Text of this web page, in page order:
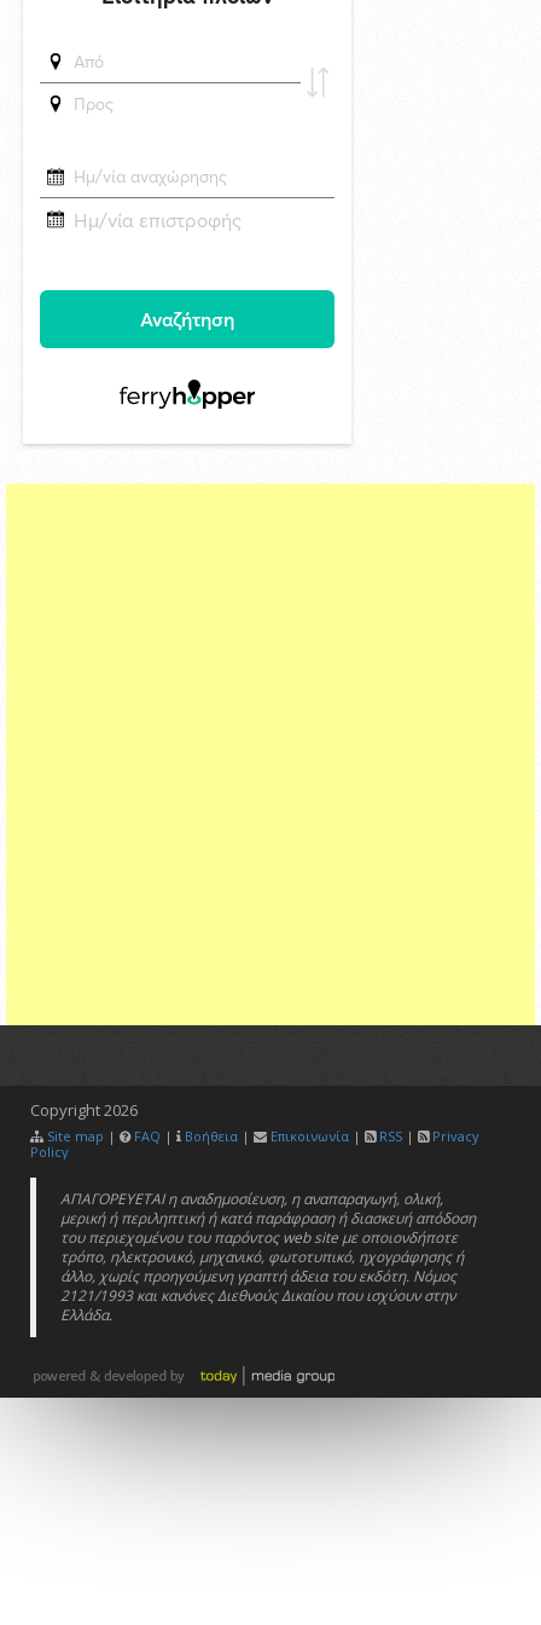
Η Μύκονος υποδέχτηκε το πολυτελές κρουαζιερόπλοιο Explora II
Σχολή Προπονητών UEFA C στη Σύρο
Copyright2026
Site map | FAQ | Βοήθεια | Επικοινωνία | RSS |
Privacy
Policy
ΑΠΑΓΟΡΕΥΕΤΑΙ η αναδημοσίευση, η αναπαραγωγή, ολική,
μερική ή περιληπτική ή κατά παράφραση ή διασκευή απόδοση
του περιεχομένου του παρόντος web site με οποιονδήποτε
τρόπο, ηλεκτρονικό, μηχανικό, φωτοτυπικό, ηχογράφησης ή
άλλο, χωρίς προηγούμενη γραπτή άδεια του εκδότη. Νόμος
2121/1993 και κανόνες Διεθνούς Δικαίου που ισχύουν στην
Ελλάδα.